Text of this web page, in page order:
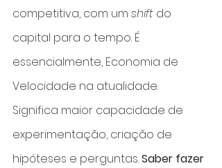
competitiva, com um shift do
capital para o tempo. É
essencialmente, Economia de
Velocidade na atualidade.
Significa maior capacidade de
experimentação, criação de
hipóteses e perguntas. Saber fazer